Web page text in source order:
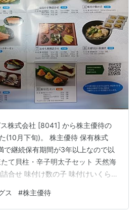
株式会社 [8041] から株主優待の
(10月下旬)。 株主優待 保有株式
継続保有期間が3年以上なので以
て貝柱・辛子明太子セット 天然海
合せ 味付け数の子 味付けいくら
京漬詰合せ しめさば詰合せ 鮭尽
ス #株主優待